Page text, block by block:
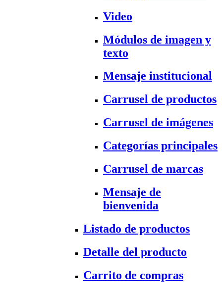
Video
Módulos de imagen y
texto
Mensaje institucional
Carrusel de productos
Carrusel de imágenes
Categorías principales
Carrusel de marcas
Mensaje de
bienvenida
Listado de productos
Detalle del producto
Carrito de compras